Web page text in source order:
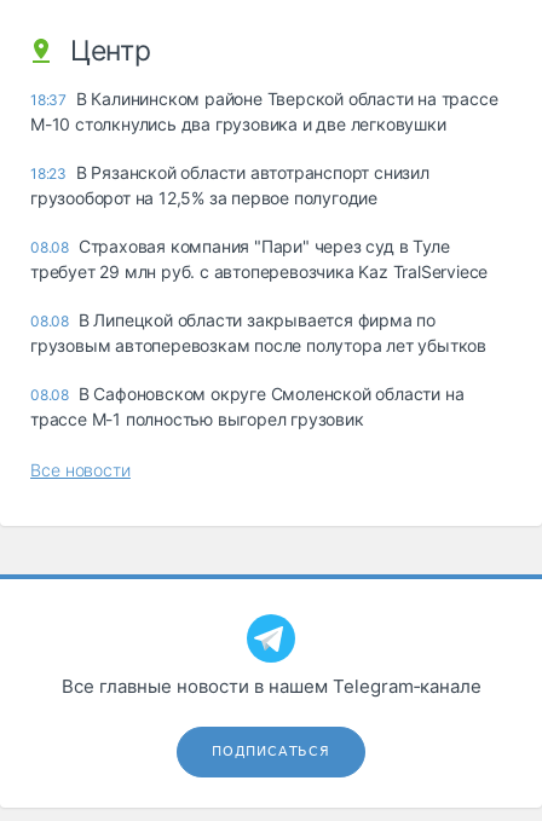
Центр
18:37
В Калининском районе Тверской области на трассе
М-10 столкнулись два грузовика и две легковушки
18:23
В Рязанской области автотранспорт снизил
грузооборот на 12,5% за первое полугодие
08.08 Страховая компания "Пари" через суд в Туле
требует 29 млн руб. с автоперевозчика Kaz TralServiece
08.08 В Липецкой области закрывается фирма по
грузовым автоперевозкам после полутора лет убытков
08.08 В Сафоновском округе Смоленской области на
трассе М-1 полностью выгорел грузовик
Все новости
Все главные новости в нашем Telegram‑канале
ПОДПИСАТЬСЯ